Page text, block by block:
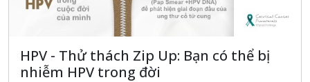
HPV - Thử thách Zip Up: Bạn có thể bị
nhiễm HPV trong đời